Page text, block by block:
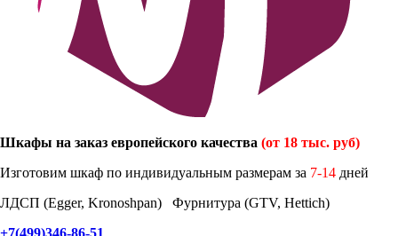
Шкафы на заказ европейского качества (от 18 тыс. руб)
Изготовим шкаф по индивидуальным размерам за 7-14 дней
ЛДСП (Egger, Kronoshpan) Фурнитура (GTV, Hettich)
+7(499)346-86-51